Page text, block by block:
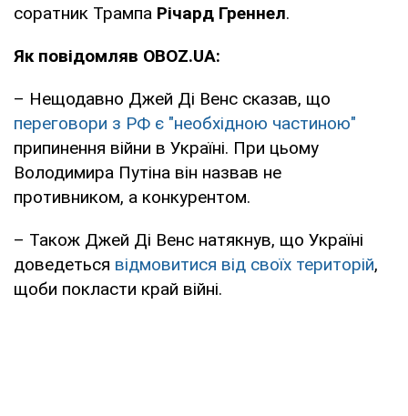
соратник Трампа Річард Греннел.
Як повідомляв OBOZ.UA:
– Нещодавно Джей Ді Венс сказав, що
переговори з РФ є "необхідною частиною"
припинення війни в Україні. При цьому
Володимира Путіна він назвав не
противником, а конкурентом.
– Також Джей Ді Венс натякнув, що Україні
доведеться відмовитися від своїх територій,
щоби покласти край війні.